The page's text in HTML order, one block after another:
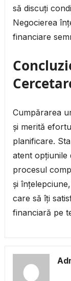
să discuți
Negocierea
financiare
Cumpărarea
și merită
planificare.
atent opțiunile
procesul
și
care să îți
financiară pe